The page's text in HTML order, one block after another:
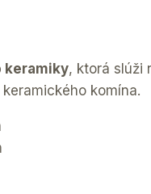
keramiky, ktorá slúži
komína.